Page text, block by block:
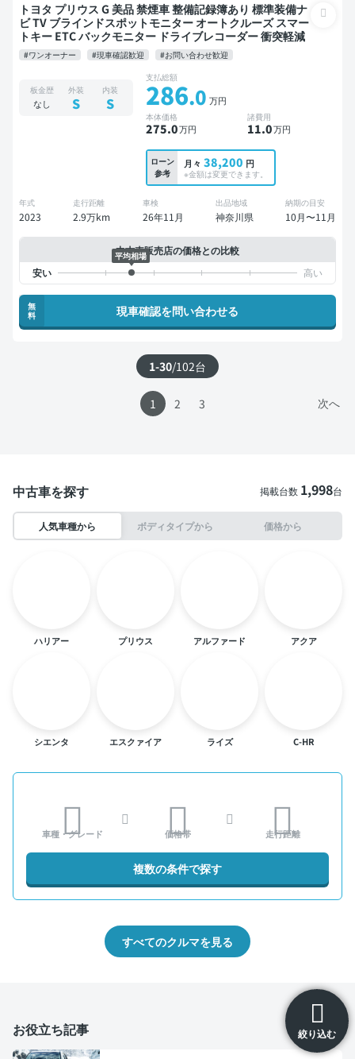
絞り込む
トヨタ プリウス G 美品 禁煙車 整備記録簿あり 標準装備ナ
ビ TV ブラインドスポットモニター オートクルーズ スマー
トキー ETC バックモニター ドライブレコーダー 衝突軽減
#ワンオーナー #現車確認歓迎 #お問い合わせ歓迎
板金歴
なし
外装
S
内装
S
支払総額
286.0 万円
本体価格
275.0万円
諸費用
11.0万円
ローン
参考
月々 38,200 円
※金額は変更できます。
年式
2023
走行距離
2.9万km
車検
26年11月
出品地域
神奈川県
納期の目安
10月〜11月
中古車販売店の価格との比較
平均相場
無
料
現車確認を問い合わせる
1-30/102台
次へ
1 2 3
中古車を探す 掲載台数 1,998台
人気車種から ボディタイプから 価格から
ハリアー プリウス アルファード アクア
シエンタ エスクァイア ライズ C-HR
車種・グレード 価格帯 走行距離
複数の条件で探す
すべてのクルマを見る
お役立ち記事